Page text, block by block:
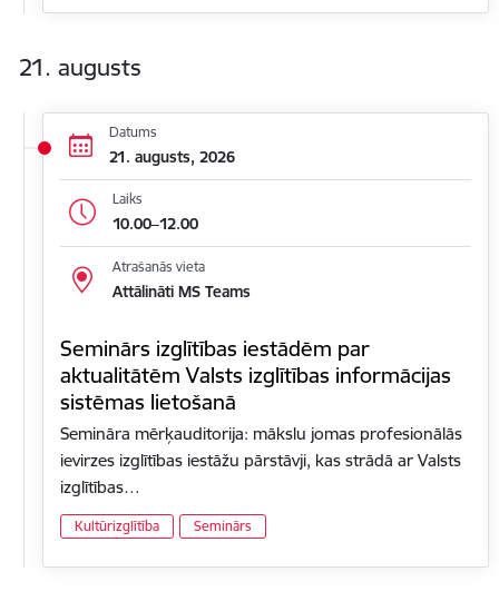
21. augusts
Datums
21. augusts, 2026
Laiks
10.00–12.00
Atrašanās vieta
Attālināti MS Teams
Seminārs izglītības iestādēm par
aktualitātēm Valsts izglītības informācijas
sistēmas lietošanā
Semināra mērķauditorija: mākslu jomas profesionālās
ievirzes izglītības iestāžu pārstāvji, kas strādā ar Valsts
izglītības…
Kultūrizglītība Seminārs